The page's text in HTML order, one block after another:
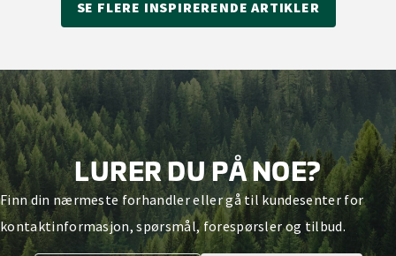
SE FLERE INSPIRERENDE ARTIKLER
LURER DU PÅ NOE?
Finn din nærmeste forhandler eller gå til kundesenter for
kontaktinformasjon, spørsmål, forespørsler og tilbud.